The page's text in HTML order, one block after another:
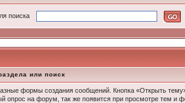
поиска
или поиск
формы создания сообщений. Кнопка «Открыть
опрос на форум, так же появится при просмотре тем и